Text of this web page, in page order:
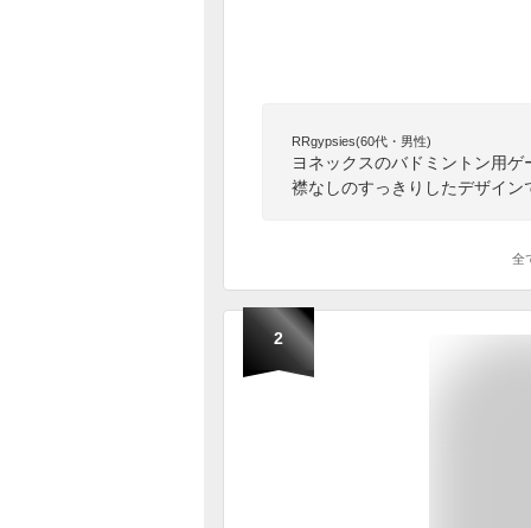
RRgypsies(60代・男性)
ヨネックスのバドミントン用
襟なしのすっきりしたデザイ
全
2